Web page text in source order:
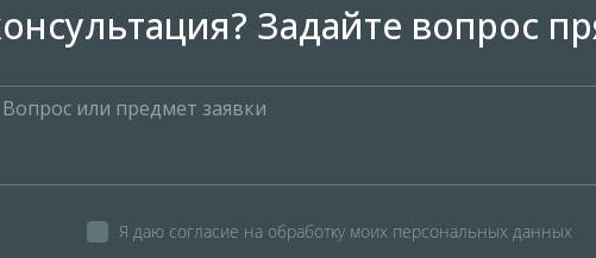
Задайте вопрос
Я даю согласие на обработку моих персональных данных